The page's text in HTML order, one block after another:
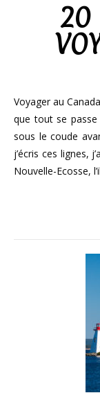
20
Voyager au Canada, c’est une expérience incroyable, mais pour
que tout se
sous le coude
j’écris ces lignes,
Nouvelle-Ecosse,